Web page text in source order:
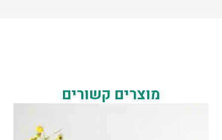
מוצרים קשורים